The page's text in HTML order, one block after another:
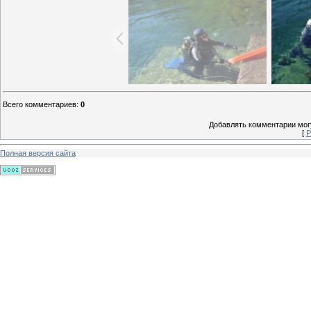
Всего комментариев: 0
Добавлять комментарии
[
Полная версия сайта